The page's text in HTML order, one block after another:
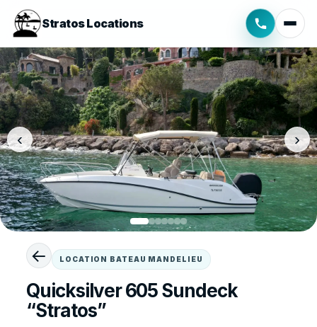
Stratos Locations
‹ ›
← LOCATION BATEAU MANDELIEU
Quicksilver 605 Sundeck
“Stratos”